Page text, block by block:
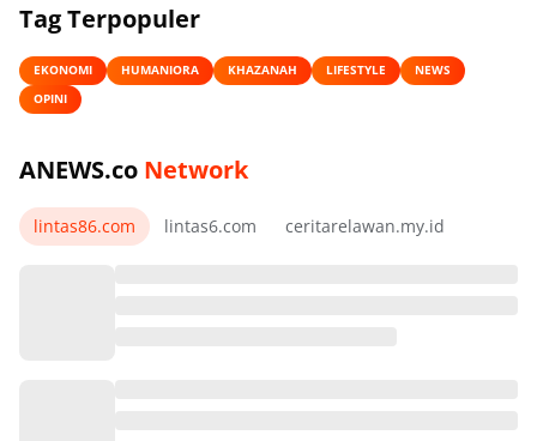
Tag Terpopuler
EKONOMI HUMANIORA KHAZANAH LIFESTYLE
NEWS
OPINI
ANEWS.co Network
lintas86.com lintas6.com ceritarelawan.my.id